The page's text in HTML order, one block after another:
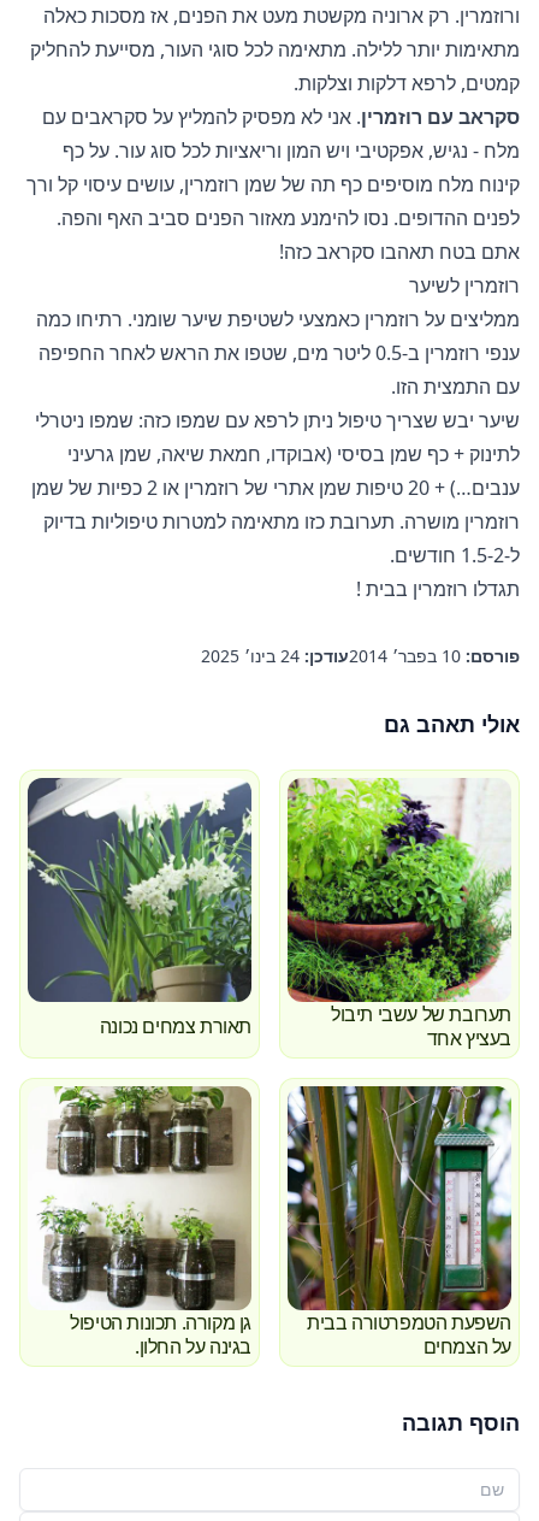
ורוזמרין. רק ארוניה מקשטת מעט את הפנים, אז מסכות כאלה
מתאימות יותר ללילה. מתאימה לכל סוגי העור, מסייעת להחליק
קמטים, לרפא דלקות וצלקות.
סקראב עם רוזמרין. אני לא מפסיק להמליץ על סקראבים עם
מלח - נגיש, אפקטיבי ויש המון וריאציות לכל סוג עור. על כף
קינוח מלח מוסיפים כף תה של שמן רוזמרין, עושים עיסוי קל ורך
לפנים ההדופים. נסו להימנע מאזור הפנים סביב האף והפה.
אתם בטח תאהבו סקראב כזה!
רוזמרין לשיער
ממליצים על רוזמרין כאמצעי לשטיפת שיער שומני. רתיחו כמה
ענפי רוזמרין ב-0.5 ליטר מים, שטפו את הראש לאחר החפיפה
עם התמצית הזו.
שיער יבש שצריך טיפול ניתן לרפא עם שמפו כזה: שמפו ניטרלי
לתינוק + כף שמן בסיסי (אבוקדו, חמאת שיאה, שמן גרעיני
ענבים…) + 20 טיפות שמן אתרי של רוזמרין או 2 כפיות של שמן
רוזמרין מושרה. תערובת כזו מתאימה למטרות טיפוליות בדיוק
ל-1.5-2 חודשים.
תגדלו רוזמרין בבית !
פורסם: 10 בפבר׳ 2014 עודכן: 24 בינו׳ 2025
אולי תאהב גם
תערובת של עשבי תיבול
בעציץ אחד
תאורת צמחים נכונה
השפעת הטמפרטורה בבית
על הצמחים
גן מקורה. תכונות הטיפול
בגינה על החלון.
הוסף תגובה
שמך